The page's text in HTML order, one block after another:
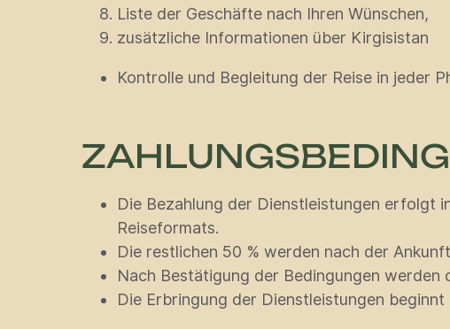
Liste der Geschäfte nach Ihren Wünschen,
zusätzliche Informationen über Kirgisistan
Kontrolle und Begleitung der Reise in jeder
Die Bezahlung der Dienstleistungen erfolgt
Reiseformats.
Die restlichen 50 % werden nach der
Nach Bestätigung der Bedingungen werden
Die Erbringung der Dienstleistungen